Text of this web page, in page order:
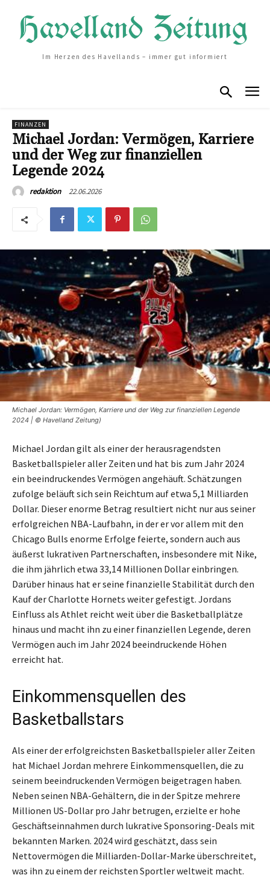
Im Herzen des Havellands – immer gut informiert
FINANZEN
Michael Jordan: Vermögen, Karriere
und der Weg zur finanziellen
Legende 2024
redaktion 22.06.2026
Michael Jordan: Vermögen, Karriere und der Weg zur finanziellen Legende
2024 | © Havelland Zeitung)
Michael Jordan gilt als einer der herausragendsten
Basketballspieler aller Zeiten und hat bis zum Jahr 2024
ein beeindruckendes Vermögen angehäuft. Schätzungen
zufolge beläuft sich sein Reichtum auf etwa 5,1 Milliarden
Dollar. Dieser enorme Betrag resultiert nicht nur aus seiner
erfolgreichen NBA-Laufbahn, in der er vor allem mit den
Chicago Bulls enorme Erfolge feierte, sondern auch aus
äußerst lukrativen Partnerschaften, insbesondere mit Nike,
die ihm jährlich etwa 33,14 Millionen Dollar einbringen.
Darüber hinaus hat er seine finanzielle Stabilität durch den
Kauf der Charlotte Hornets weiter gefestigt. Jordans
Einfluss als Athlet reicht weit über die Basketballplätze
hinaus und macht ihn zu einer finanziellen Legende, deren
Vermögen auch im Jahr 2024 beeindruckende Höhen
erreicht hat.
Einkommensquellen des
Basketballstars
Als einer der erfolgreichsten Basketballspieler aller Zeiten
hat Michael Jordan mehrere Einkommensquellen, die zu
seinem beeindruckenden Vermögen beigetragen haben.
Neben seinen NBA-Gehältern, die in der Spitze mehrere
Millionen US-Dollar pro Jahr betrugen, erzielte er hohe
Geschäftseinnahmen durch lukrative Sponsoring-Deals mit
bekannten Marken. 2024 wird geschätzt, dass sein
Nettovermögen die Milliarden-Dollar-Marke überschreitet,
was ihn zu einem der reichsten Sportler weltweit macht.